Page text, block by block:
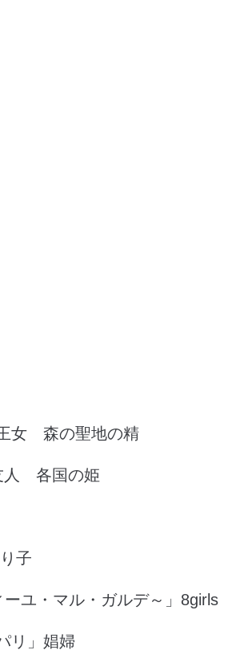
女 森の聖地の精
人 各国の姫
子
ユ・マル・ガルデ～」8girls
リ」娼婦